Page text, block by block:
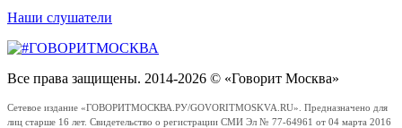
Наши слушатели
Все права защищены. 2014-2026 © «Говорит Москва»
Сетевое издание «ГОВОРИТМОСКВА.РУ/GOVORITMOSKVA.RU». Предназначено для
лиц старше 16 лет. Свидетельство о регистрации СМИ Эл № 77-64961 от 04 марта 2016